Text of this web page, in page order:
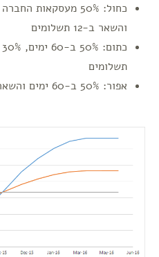
והשאר ב-12 תשלומים
תשלומים
אפור: 50% ב-60 ימים והשאר ב-6 תשלומים